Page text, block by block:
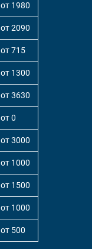
от 1980
от 2090
от 715
от 1300
от 3630
от 0
от 3000
от 1000
от 1500
от 1000
от 500